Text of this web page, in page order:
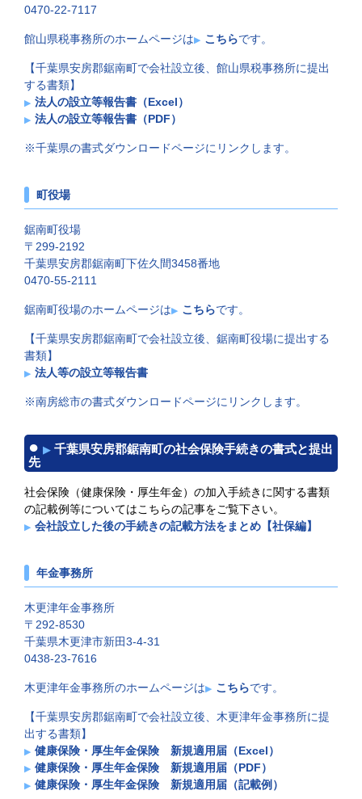
0470-22-7117
館山県税事務所のホームページは こちらです。
【千葉県安房郡鋸南町で会社設立後、館山県税事務所に提出
する書類】
法人の設立等報告書（Excel）
法人の設立等報告書（PDF）
※千葉県の書式ダウンロードページにリンクします。
町役場
鋸南町役場
〒299-2192
千葉県安房郡鋸南町下佐久間3458番地
0470-55-2111
鋸南町役場のホームページは こちらです。
【千葉県安房郡鋸南町で会社設立後、鋸南町役場に提出する
書類】
法人等の設立等報告書
※南房総市の書式ダウンロードページにリンクします。
千葉県安房郡鋸南町の社会保険手続きの書式と提出
先
社会保険（健康保険・厚生年金）の加入手続きに関する書類
の記載例等についてはこちらの記事をご覧下さい。
会社設立した後の手続きの記載方法をまとめ【社保編】
年金事務所
木更津年金事務所
〒292-8530
千葉県木更津市新田3-4-31
0438-23-7616
木更津年金事務所のホームページは こちらです。
【千葉県安房郡鋸南町で会社設立後、木更津年金事務所に提
出する書類】
健康保険・厚生年金保険 新規適用届（Excel）
健康保険・厚生年金保険 新規適用届（PDF）
健康保険・厚生年金保険 新規適用届（記載例）